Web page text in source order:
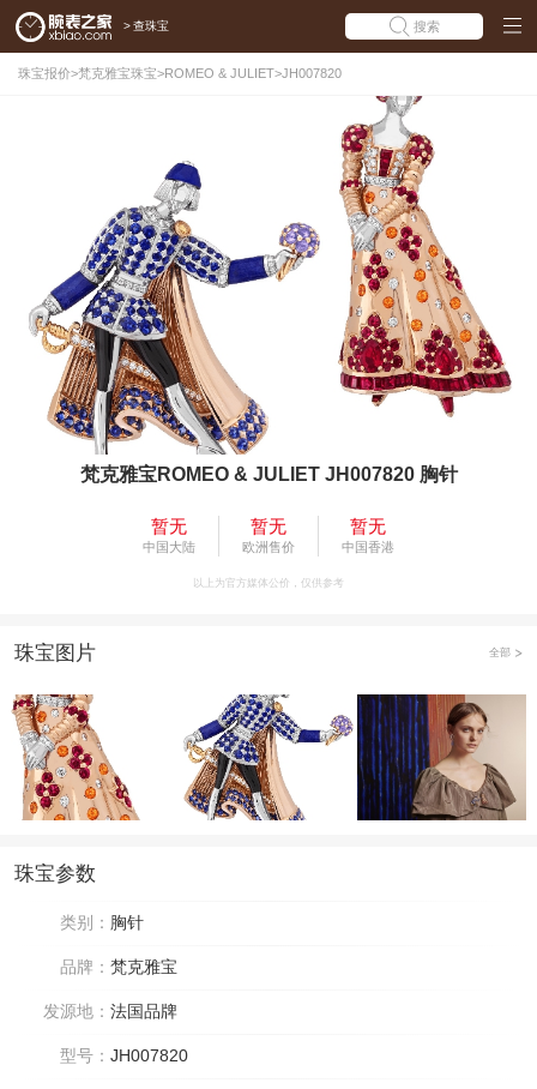
> 查珠宝 搜索
珠宝报价>梵克雅宝珠宝>ROMEO & JULIET>JH007820
梵克雅宝ROMEO & JULIET JH007820 胸针
暂无
中国大陆
暂无
欧洲售价
暂无
中国香港
以上为官方媒体公价，仅供参考
珠宝图片 全部
珠宝参数
类别： 胸针
品牌： 梵克雅宝
发源地： 法国品牌
型号： JH007820